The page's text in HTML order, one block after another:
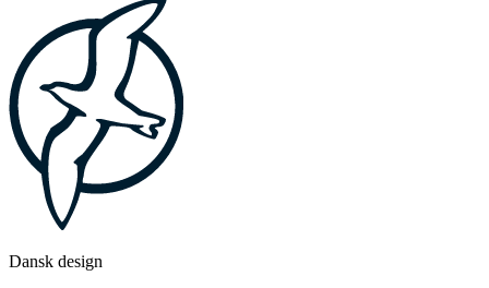
Dansk design